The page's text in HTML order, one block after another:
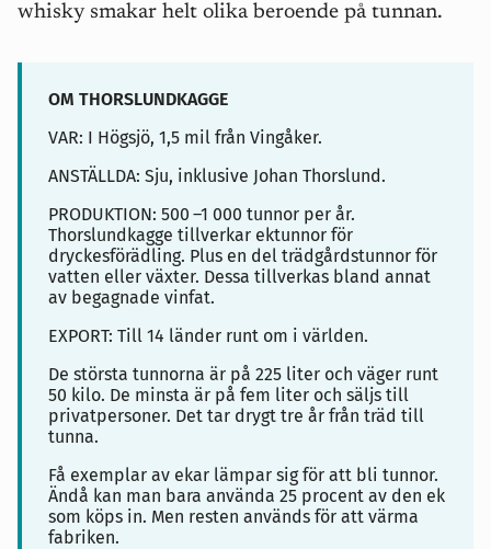
whisky smakar helt olika beroende på tunnan.
OM THORSLUNDKAGGE
VAR: I Högsjö, 1,5 mil från Vingåker.
ANSTÄLLDA: Sju, inklusive Johan Thorslund.
PRODUKTION: 500 –1 000 tunnor per år.
Thorslundkagge tillverkar ektunnor för
dryckesförädling. Plus en del trädgårdstunnor för
vatten eller växter. Dessa tillverkas bland annat
av begagnade vinfat.
EXPORT: Till 14 länder runt om i världen.
De största tunnorna är på 225 liter och väger runt
50 kilo. De minsta är på fem liter och säljs till
privatpersoner. Det tar drygt tre år från träd till
tunna.
Få exemplar av ekar lämpar sig för att bli tunnor.
Ändå kan man bara använda 25 procent av den ek
som köps in. Men resten används för att värma
fabriken.